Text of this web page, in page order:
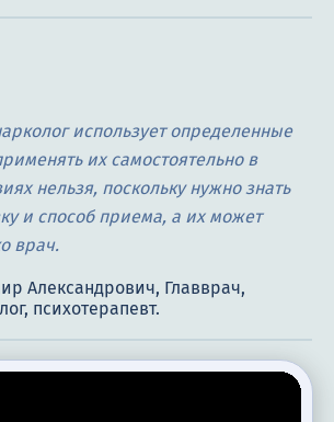
использует определенные
их самостоятельно в
нельзя, поскольку нужно знать
и способ приема, а их может
врач.